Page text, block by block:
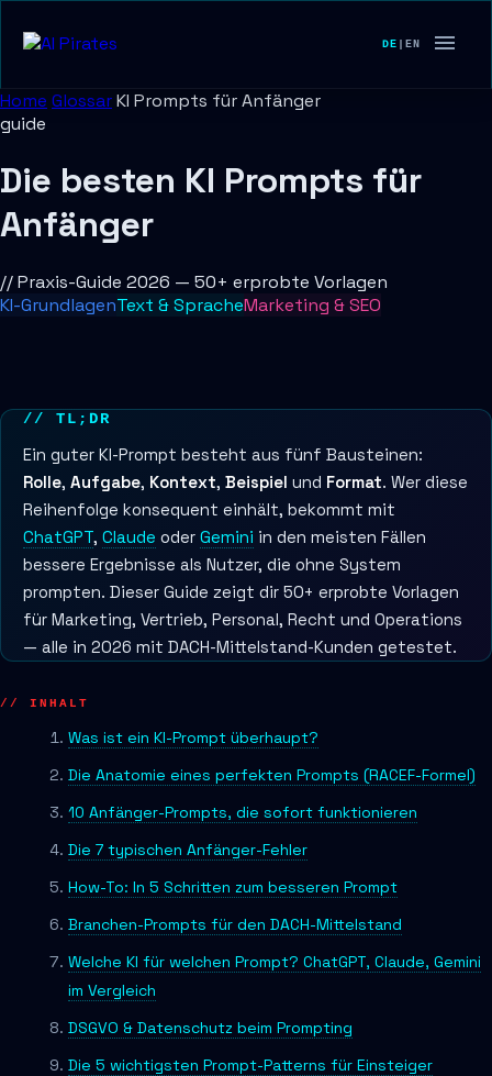
DE EN
Home GlossarKI Prompts für Anfänger
guide
Die besten KI Prompts für
Anfänger
// Praxis-Guide 2026 — 50+ erprobte Vorlagen
KI-GrundlagenText & SpracheMarketing & SEO
// TL;DR
Ein guter KI-Prompt besteht aus fünf Bausteinen:
Rolle, Aufgabe, Kontext, Beispiel und Format. Wer diese
Reihenfolge konsequent einhält, bekommt mit
ChatGPT, Claude oder Gemini in den meisten Fällen
bessere Ergebnisse als Nutzer, die ohne System
prompten. Dieser Guide zeigt dir 50+ erprobte Vorlagen
für Marketing, Vertrieb, Personal, Recht und Operations
— alle in 2026 mit DACH-Mittelstand-Kunden getestet.
// INHALT
Was ist ein KI-Prompt überhaupt?
Die Anatomie eines perfekten Prompts (RACEF-Formel)
10 Anfänger-Prompts, die sofort funktionieren
Die 7 typischen Anfänger-Fehler
How-To: In 5 Schritten zum besseren Prompt
Branchen-Prompts für den DACH-Mittelstand
Welche KI für welchen Prompt? ChatGPT, Claude, Gemini
im Vergleich
DSGVO & Datenschutz beim Prompting
Die 5 wichtigsten Prompt-Patterns für Einsteiger